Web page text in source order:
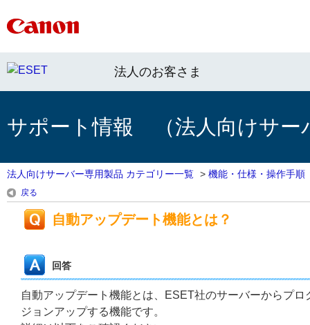
法人のお客さま
サポート情報 （法人向けサー
法人向けサーバー専用製品 カテゴリー一覧 > 機能・仕様・操作手順
戻る
自動アップデート機能とは？
回答
自動アップデート機能とは、ESET社のサーバーからプ
ジョンアップする機能です。